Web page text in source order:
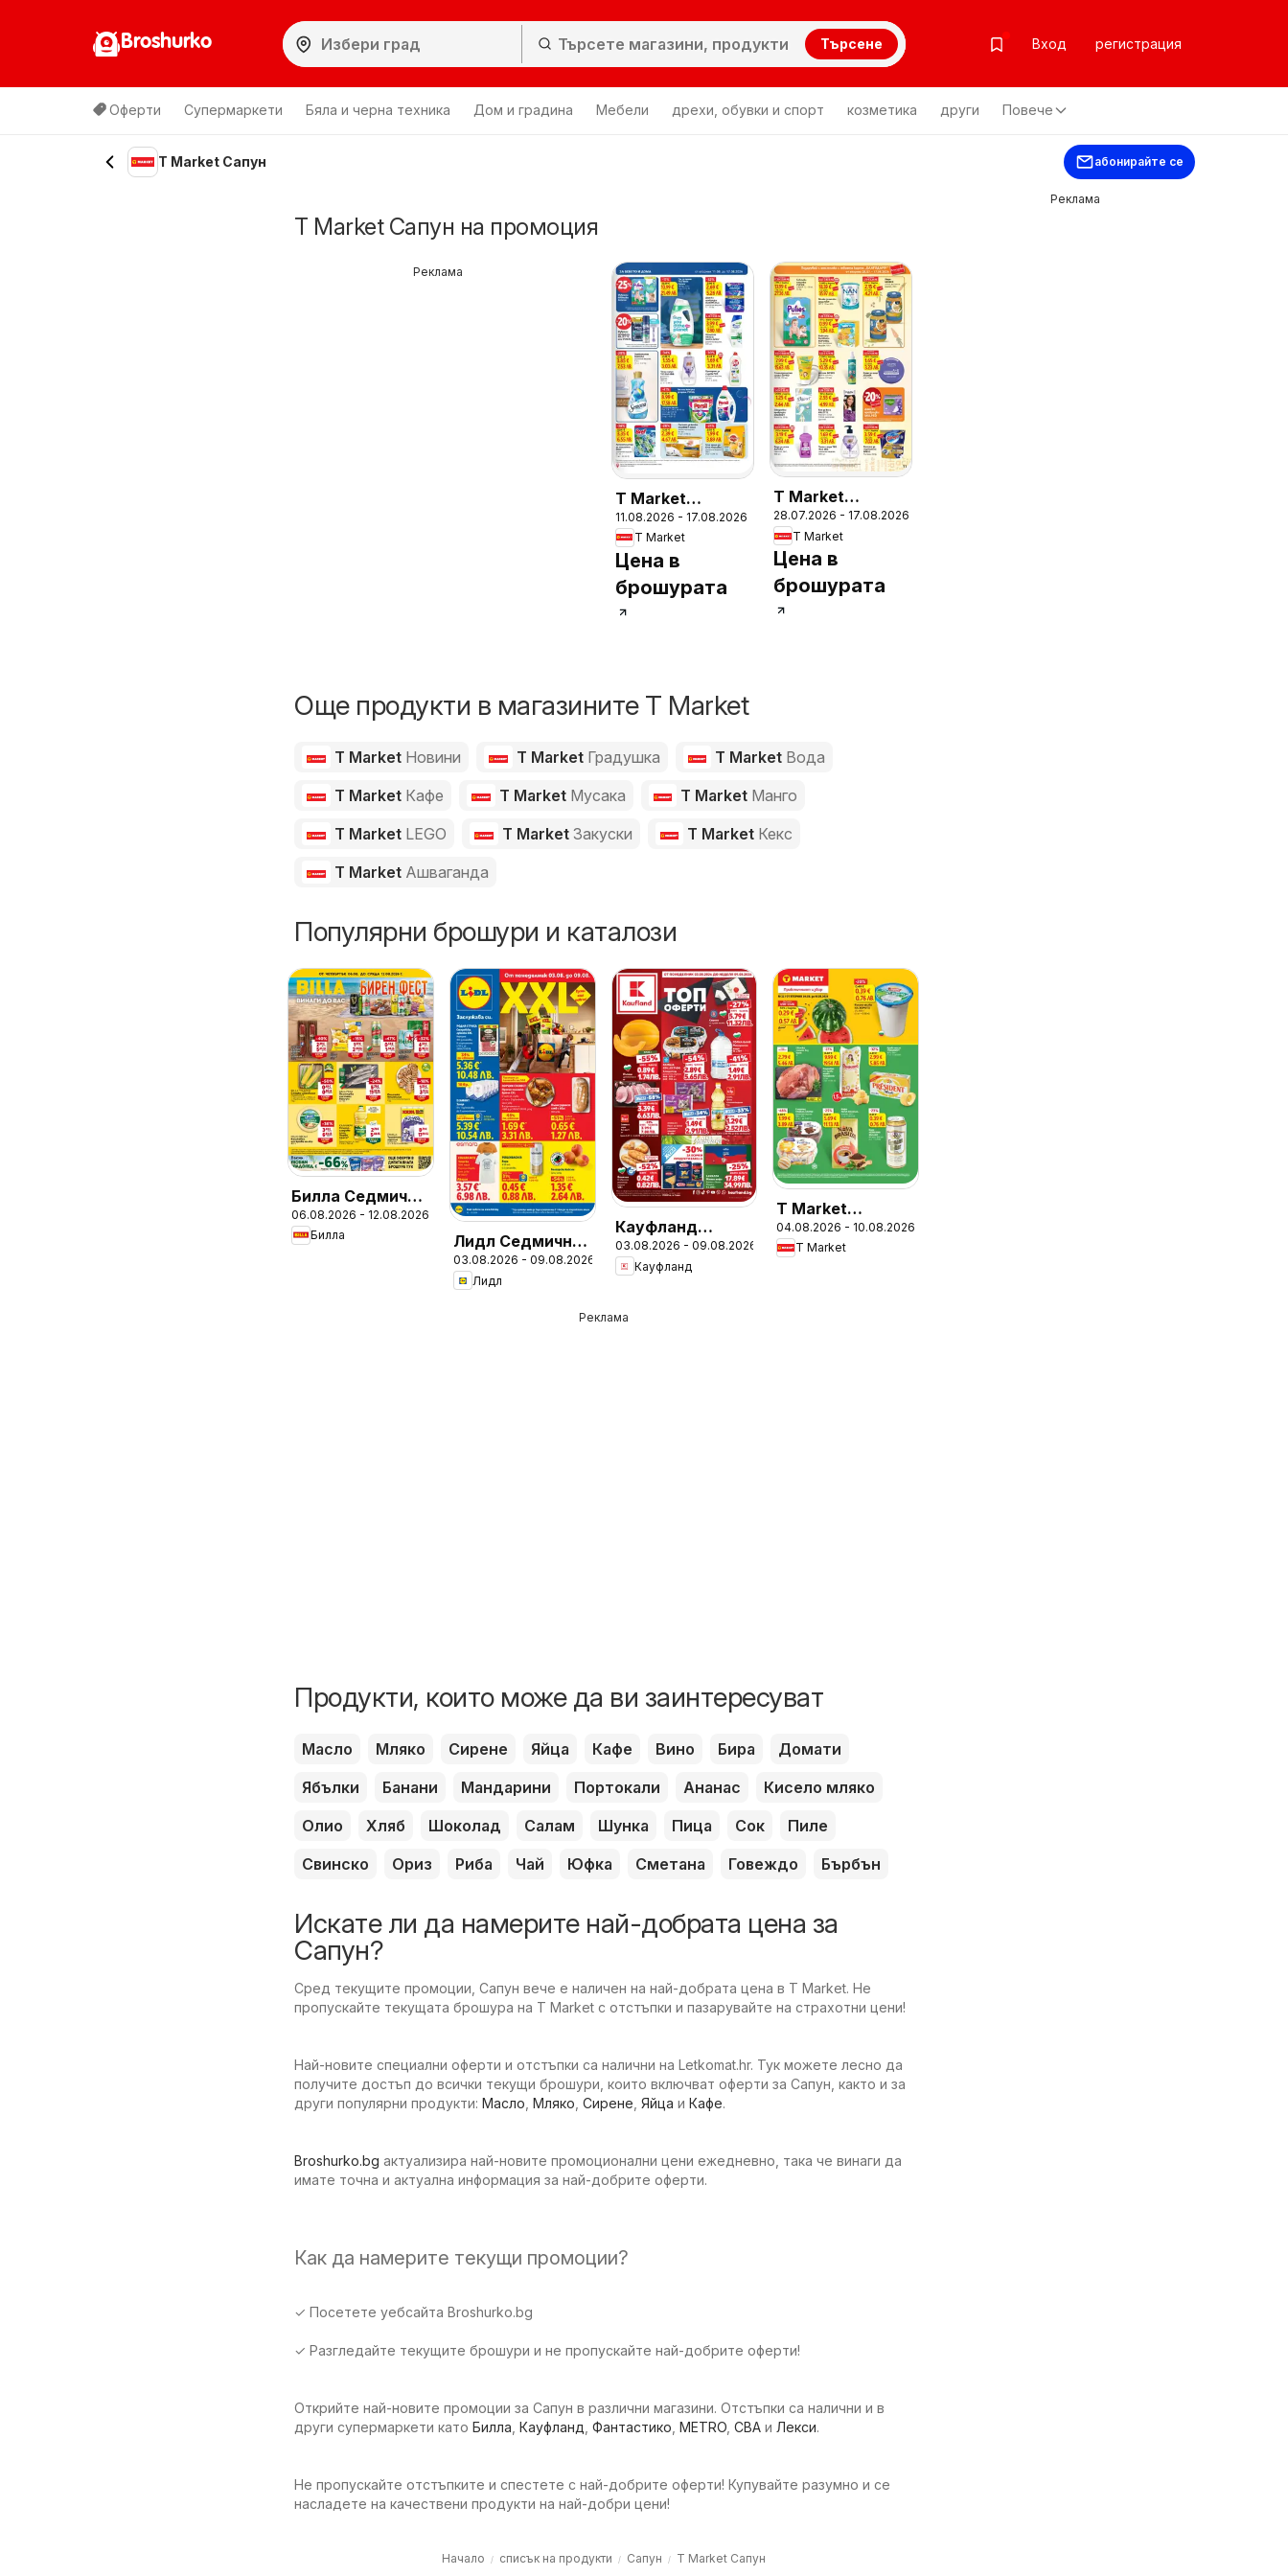
Broshurko Търсене Вход регистрация
Оферти Супермаркети Бяла и черна техника Дом и градина Мебели дрехи, обувки и спорт козметика други Повече
T Market Сапун абонирайте се
T Market Сапун на промоция
Реклама
T Market
Седмична
брошура
11.08.2026 - 17.08.2026
T Market
Цена в
брошурата
T Market
брошура - Карта
благодаря
28.07.2026 - 17.08.2026
T Market
Цена в
брошурата
Още продукти в магазините T Market
T Market Новини T Market Градушка T Market Вода
T Market Кафе T Market Мусака T Market Манго
T Market LEGO T Market Закуски T Market Кекс
T Market Ашваганда
Популярни брошури и каталози
Билла Седмична
брошура
06.08.2026 - 12.08.2026
Билла
Лидл Седмична
брошура
03.08.2026 - 09.08.2026
Лидл
Кауфланд
Седмична
брошура
03.08.2026 - 09.08.2026
Кауфланд
T Market
Седмична
брошура
04.08.2026 - 10.08.2026
T Market
Реклама
Продукти, които може да ви заинтересуват
Масло Мляко Сирене Яйца Кафе Вино Бира
Домати
Ябълки
Банани Мандарини Портокали Ананас
Кисело мляко
Олио
Хляб Шоколад Салам Шунка Пица Сок
Пиле
Свинско
Ориз Риба Чай Юфка Сметана Говеждо Бърбън
Искате ли да намерите най-добрата цена за
Сапун?
Сред текущите промоции, Сапун вече е наличен на най-добрата цена в T Market. Не
пропускайте текущата брошура на T Market с отстъпки и пазарувайте на страхотни цени!
Най-новите специални оферти и отстъпки са налични на Letkomat.hr. Тук можете лесно да
получите достъп до всички текущи брошури, които включват оферти за Сапун, както и за
други популярни продукти: Масло, Мляко, Сирене, Яйца и Кафе.
Broshurko.bg актуализира най-новите промоционални цени ежедневно, така че винаги да
имате точна и актуална информация за най-добрите оферти.
Как да намерите текущи промоции?
✓ Посетете уебсайта Broshurko.bg
✓ Разгледайте текущите брошури и не пропускайте най-добрите оферти!
Открийте най-новите промоции за Сапун в различни магазини. Отстъпки са налични и в
други супермаркети като Билла, Кауфланд, Фантастико, METRO, CBA и Лекси.
Не пропускайте отстъпките и спестете с най-добрите оферти! Купувайте разумно и се
насладете на качествени продукти на най-добри цени!
Начало списък на продукти Сапун T Market Сапун
Реклама